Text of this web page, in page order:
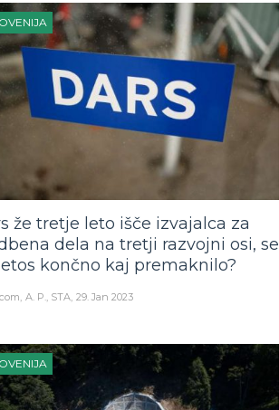
že tretje leto išče izvajalca za
dela na tretji razvojni osi, se
končno kaj premaknilo?
A. P., STA 29. Jan 2023